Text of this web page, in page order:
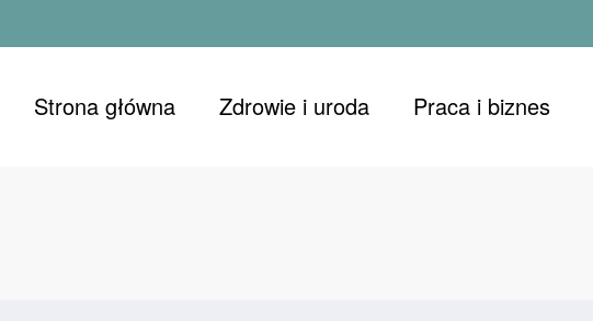
Strona główna Zdrowie i uroda Praca i biznes